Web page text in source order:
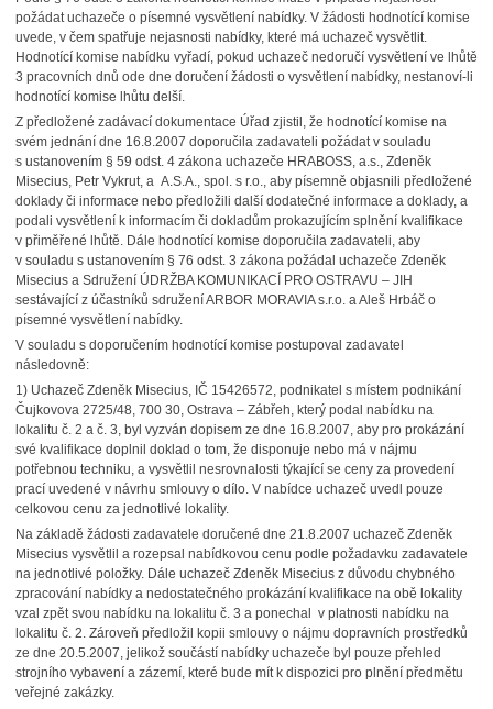
požádat uchazeče o písemné vysvětlení nabídky. V žádosti hodnotící komise
uvede, v čem spatřuje nejasnosti nabídky, které má uchazeč vysvětlit.
Hodnotící komise nabídku vyřadí, pokud uchazeč nedoručí vysvětlení ve lhůtě
3 pracovních dnů ode dne doručení žádosti o vysvětlení nabídky, nestanoví-li
hodnotící komise lhůtu delší.
Z předložené zadávací dokumentace Úřad zjistil, že hodnotící komise na
svém jednání dne 16.8.2007 doporučila zadavateli požádat v souladu
s ustanovením § 59 odst. 4 zákona uchazeče HRABOSS, a.s., Zdeněk
Misecius, Petr Vykrut, a A.S.A., spol. s r.o., aby písemně objasnili předložené
doklady či informace nebo předložili další dodatečné informace a doklady, a
podali vysvětlení k informacím či dokladům prokazujícím splnění kvalifikace
v přiměřené lhůtě. Dále hodnotící komise doporučila zadavateli, aby
v souladu s ustanovením § 76 odst. 3 zákona požádal uchazeče Zdeněk
Misecius a Sdružení ÚDRŽBA KOMUNIKACÍ PRO OSTRAVU – JIH
sestávající z účastníků sdružení ARBOR MORAVIA s.r.o. a Aleš Hrbáč o
písemné vysvětlení nabídky.
V souladu s doporučením hodnotící komise postupoval zadavatel
následovně:
1) Uchazeč Zdeněk Misecius, IČ 15426572, podnikatel s místem podnikání
Čujkovova 2725/48, 700 30, Ostrava – Zábřeh, který podal nabídku na
lokalitu č. 2 a č. 3, byl vyzván dopisem ze dne 16.8.2007, aby pro prokázání
své kvalifikace doplnil doklad o tom, že disponuje nebo má v nájmu
potřebnou techniku, a vysvětlil nesrovnalosti týkající se ceny za provedení
prací uvedené v návrhu smlouvy o dílo. V nabídce uchazeč uvedl pouze
celkovou cenu za jednotlivé lokality.
Na základě žádosti zadavatele doručené dne 21.8.2007 uchazeč Zdeněk
Misecius vysvětlil a rozepsal nabídkovou cenu podle požadavku zadavatele
na jednotlivé položky. Dále uchazeč Zdeněk Misecius z důvodu chybného
zpracování nabídky a nedostatečného prokázání kvalifikace na obě lokality
vzal zpět svou nabídku na lokalitu č. 3 a ponechal v platnosti nabídku na
lokalitu č. 2. Zároveň předložil kopii smlouvy o nájmu dopravních prostředků
ze dne 20.5.2007, jelikož součástí nabídky uchazeče byl pouze přehled
strojního vybavení a zázemí, které bude mít k dispozici pro plnění předmětu
veřejné zakázky.